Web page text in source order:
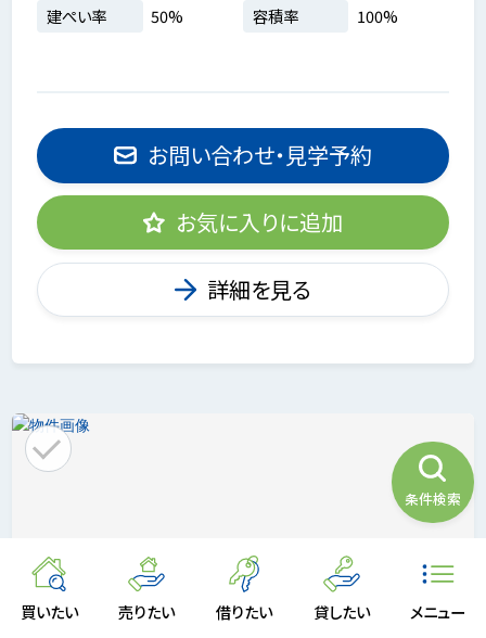
買いたい 売りたい 借りたい 貸したい メニュー
建ぺい率
50% 容積率 100%
お問い合わせ・見学予約
お気に入りに追加
詳細を見る
条件検索